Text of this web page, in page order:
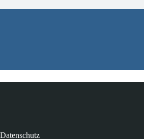
Datenschutz